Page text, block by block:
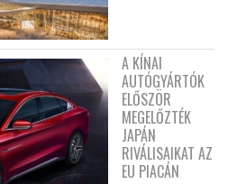
A KÍNAI
AUTÓGYÁRTÓK
ELŐSZÖR
MEGELŐZTÉK
JAPÁN
RIVÁLISAIKAT AZ
EU PIACÁN